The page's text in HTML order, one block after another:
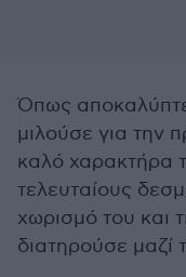
Όπως
μιλούσε για την
καλό χαρακτήρα
τελευταίους
χωρισμό του και
διατηρούσε μαζί